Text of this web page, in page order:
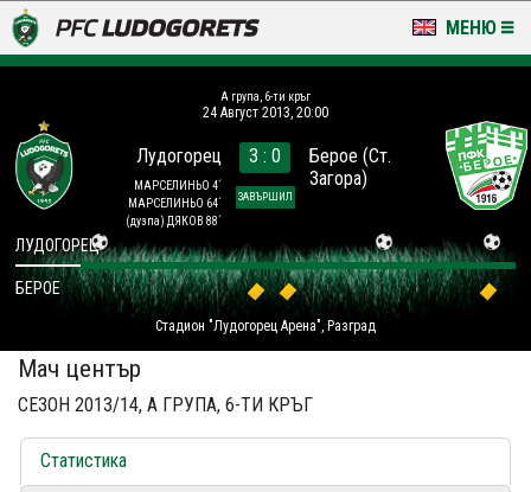
МЕНЮ
LUDOGORETS TV
НА ТЕРЕНА
СТАДИОН & БАЗИ
КЛУБ
ЗА ФЕНОВЕ
A група, 6-ти кръг
24 Август 2013, 20:00
Лудогорец
МАРСЕЛИНЬО 4´
МАРСЕЛИНЬО 64´
(дузпа) ДЯКОВ 88´
3 : 0
ЗАВЪРШИЛ
Берое (Ст.
Загора)
Стадион "Лудогорец Арена", Разград
ЛУДОГОРЕЦ
БЕРОЕ
Мач център
СЕЗОН 2013/14, A ГРУПА, 6-ТИ КРЪГ
Статистика